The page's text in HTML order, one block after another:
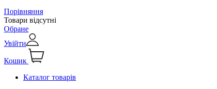
Порівняння
Товари відсутні
Обране
Увійти
Кошик
Каталог товарів